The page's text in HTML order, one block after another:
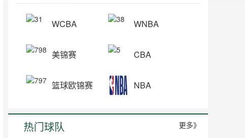
WCBA WNBA
美锦赛 CBA
篮球欧锦赛 NBA
热门球队 更多》